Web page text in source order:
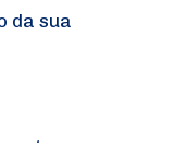
da sua